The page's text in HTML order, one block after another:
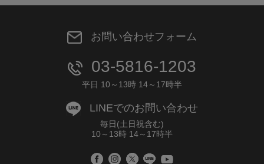
お問い合わせフォーム
03-5816-1203
平日 10～13時 14～17時半
LINEでのお問い合わせ
毎日(土日祝含む)
10～13時 14～17時半